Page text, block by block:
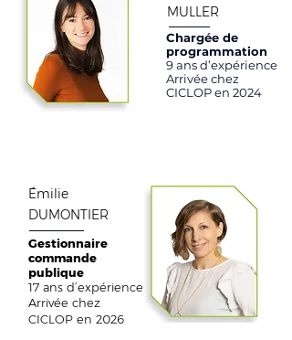
MULLER
Chargée de
programmation
9 ans d’expérience
Arrivée chez
CICLOP en 2024
Émilie
DUMONTIER
Gestionnaire
commande
publique
17 ans d’expérience
Arrivée chez
CICLOP en 2026